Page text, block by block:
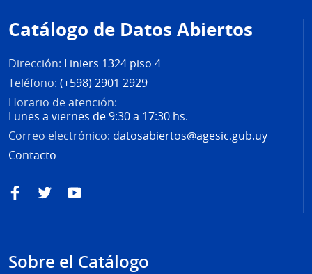
de
página
Catálogo de Datos Abiertos
Dirección: Liniers 1324 piso 4
Teléfono: (+598) 2901 2929
Horario de atención:
Lunes a viernes de 9:30 a 17:30 hs.
Correo electrónico: datosabiertos@agesic.gub.uy
Contacto
FacebookTwitterYouTube
Sobre el Catálogo